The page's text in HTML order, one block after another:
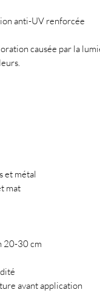
anti-UV renforcée
causée par la
et métal
mat
20-30 cm
avant application